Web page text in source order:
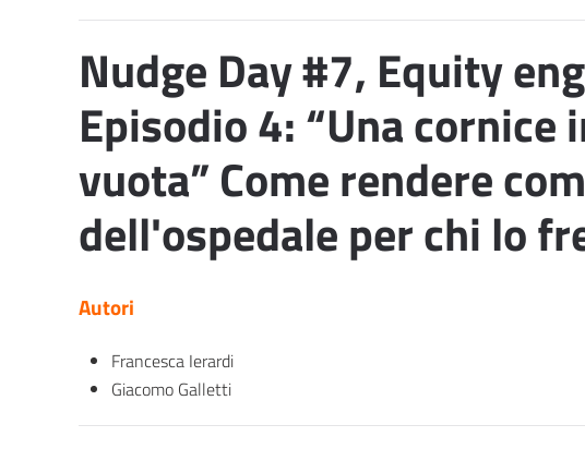
Nudge Day #7, Equity
Episodio 4: “Una cornice
vuota” Come rendere
dell'ospedale per chi lo
Autori
Francesca Ierardi
Giacomo Galletti